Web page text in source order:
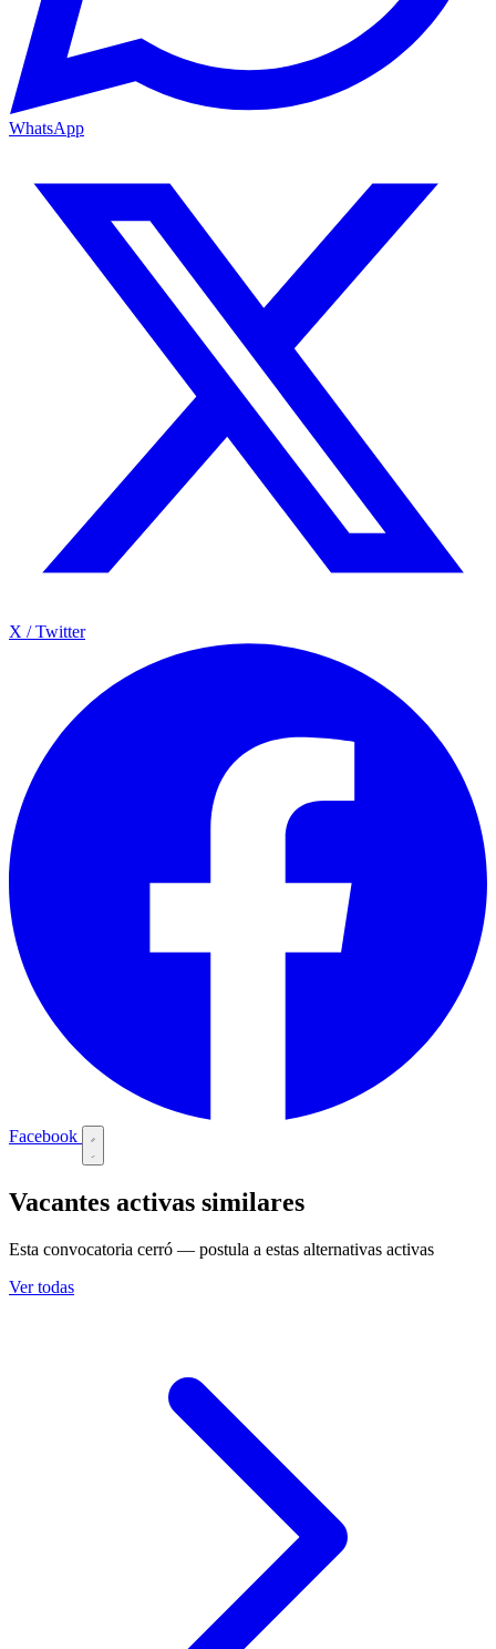
WhatsApp
X / Twitter
Facebook
Vacantes activas similares
Esta convocatoria cerró — postula a estas alternativas activas
Ver todas